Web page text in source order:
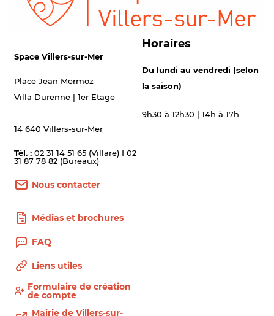
Space Villers-sur-Mer
Place Jean Mermoz
Villa Durenne | 1er Etage
14 640 Villers-sur-Mer
Tél. : 02 31 14 51 65 (Villare) I 02
31 87 78 82 (Bureaux)
Nous contacter
Horaires
Du lundi au vendredi (selon
la saison)
9h30 à 12h30 | 14h à 17h
Médias et brochures
FAQ
Liens utiles
Formulaire de création
de compte
Mairie de Villers-sur-